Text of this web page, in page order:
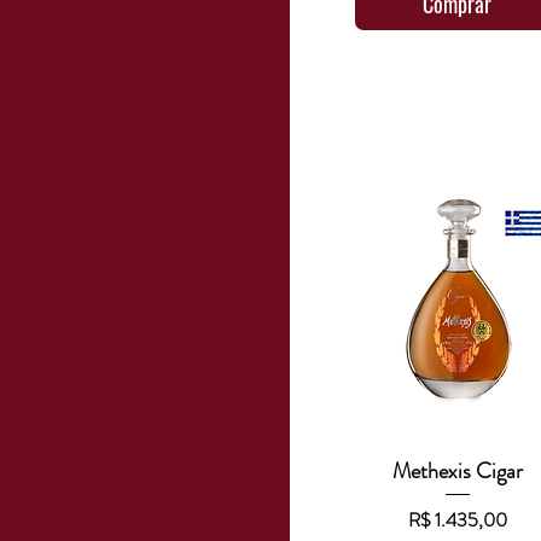
Visualização rápida
Methexis Cigar
Preço
R$ 1.435,00